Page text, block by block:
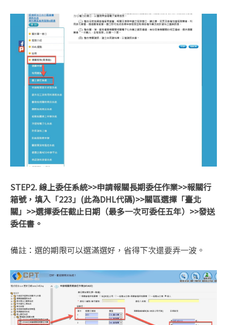
STEP2. 線上委任系統>>申請報關長期委任作業>>報關行
箱號，填入「223」(此為DHL代碼)>>關區選擇「臺北
關」 >>選擇委任截止日期（最多一次可委任五年） >>發送
委任書。
備註：選的期限可以選滿選好，省得下次還要弄一波。